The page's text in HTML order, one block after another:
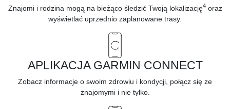
Znajomi i rodzina mogą na bieżąco śledzić Twoją lokalizację4 oraz
wyświetlać uprzednio zaplanowane trasy.
APLIKACJA GARMIN CONNECT
Zobacz informacje o swoim zdrowiu i kondycji, połącz się ze
znajomymi i nie tylko.